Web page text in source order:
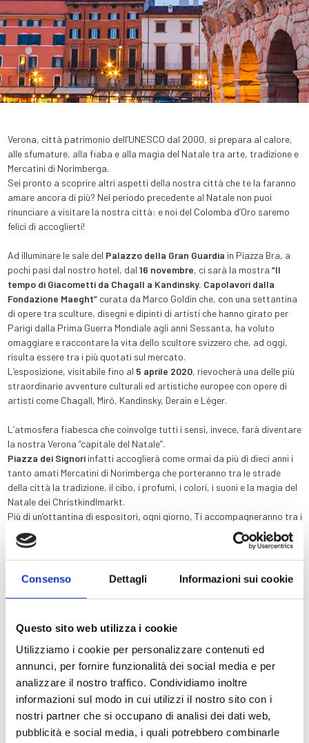
Consenso Dettagli Informazioni sui cookie
Questo sito web utilizza i cookie
Utilizziamo i cookie per personalizzare contenuti ed
annunci, per fornire funzionalità dei social media e per
analizzare il nostro traffico. Condividiamo inoltre
informazioni sul modo in cui utilizzi il nostro sito con i
nostri partner che si occupano di analisi dei dati web,
pubblicità e social media, i quali potrebbero combinarle
Verona, città patrimonio dell’UNESCO dal 2000, si prepara al calore,
alle sfumature, alla fiaba e alla magia del Natale tra arte, tradizione e
Mercatini di Norimberga.
Sei pronto a scoprire altri aspetti della nostra città che te la faranno
amare ancora di più? Nel periodo precedente al Natale non puoi
rinunciare a visitare la nostra città: e noi del Colomba d’Oro saremo
felici di accoglierti!
Ad illuminare le sale del Palazzo della Gran Guardia in Piazza Bra, a
pochi pasi dal nostro hotel, dal 16 novembre, ci sarà la mostra “Il
tempo di Giacometti da Chagall a Kandinsky. Capolavori dalla
Fondazione Maeght”curata da Marco Goldin che, con una settantina
di opere tra sculture, disegni e dipinti di artisti che hanno girato per
Parigi dalla Prima Guerra Mondiale agli anni Sessanta, ha voluto
omaggiare e raccontare la vita dello scultore svizzero che, ad oggi,
risulta essere tra i più quotati sul mercato.
L’esposizione, visitabile fino al 5 aprile 2020, rievocherà una delle più
straordinarie avventure culturali ed artistiche europee con opere di
artisti come Chagall, Miró, Kandinsky, Derain e Léger.
L’atmosfera fiabesca che coinvolge tutti i sensi, invece, farà diventare
la nostra Verona “capitale del Natale”.
Piazza dei Signoriinfatti accoglierà come ormai da più di dieci anni i
tanto amati Mercatini di Norimberga che porteranno tra le strade
della città la tradizione, il cibo, i profumi, i colori, i suoni e la magia del
Natale dei Christkindlmarkt.
Più di un’ottantina di espositori, ogni giorno, Ti accompagneranno tra i
loro prodotti artigianali e non solo: Verona, si sa, è anche la città
dell’amore e non potrai chiaramente farti scappare il bacio sotto il
vischio!
L’Hotel Colomba d’Oro si trova a pochi passi dall’ingresso
dell’esposizione artistica e a qualche minuto di passeggio da Piazza
Le Altre Offerte
Storia
Camere